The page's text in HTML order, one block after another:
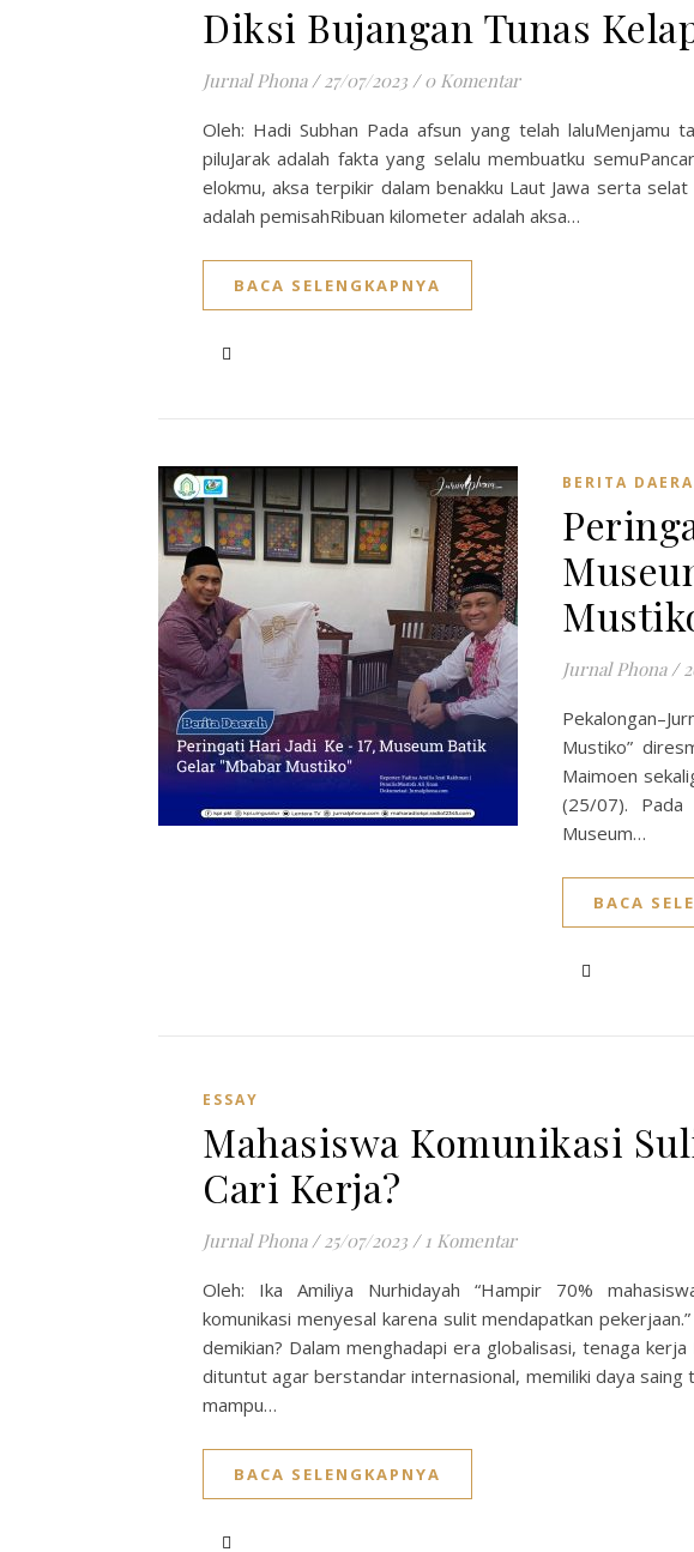
Diksi Bujangan Tunas
Jurnal Phona / 27/07/2023 / 0 Komentar
Oleh: Hadi Subhan Pada afsun yang telah laluMenjamu
piluJarak adalah fakta yang selalu membuatku
elokmu, aksa terpikir dalam benakku Laut Jawa serta selat
adalah pemisahRibuan kilometer adalah aksa…
BACA SELENGKAPNYA
BERITA
Jurnal Phona /
Mustiko”
Maimoen
(25/07).
Museum…
BACA
ESSAY
Mahasiswa Komunikasi
Cari Kerja?
Jurnal Phona / 25/07/2023 / 1 Komentar
Oleh: Ika Amiliya Nurhidayah “Hampir 70%
komunikasi menyesal karena sulit mendapatkan
demikian? Dalam menghadapi era globalisasi, tenaga kerja
dituntut agar berstandar internasional, memiliki daya saing
mampu…
BACA SELENGKAPNYA